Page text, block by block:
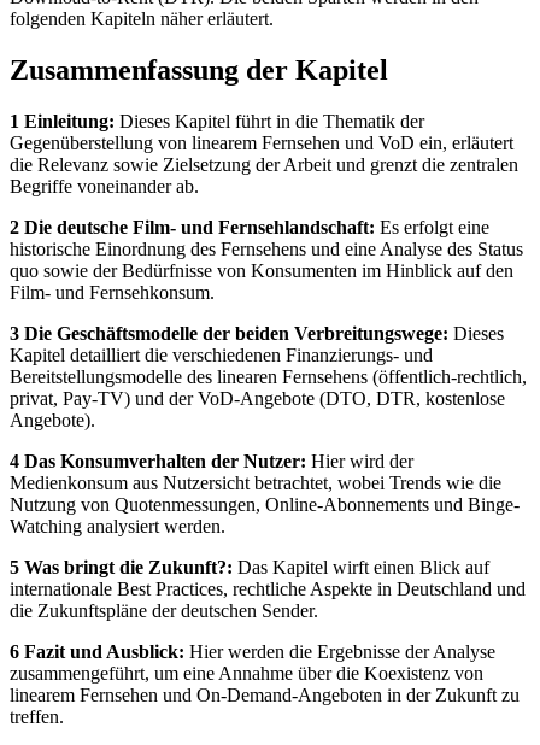
folgenden Kapiteln näher erläutert.
Zusammenfassung der Kapitel
1 Einleitung: Dieses Kapitel führt in die Thematik der
Gegenüberstellung von linearem Fernsehen und VoD ein, erläutert
die Relevanz sowie Zielsetzung der Arbeit und grenzt die zentralen
Begriffe voneinander ab.
2 Die deutsche Film- und Fernsehlandschaft: Es erfolgt eine
historische Einordnung des Fernsehens und eine Analyse des Status
quo sowie der Bedürfnisse von Konsumenten im Hinblick auf den
Film- und Fernsehkonsum.
3 Die Geschäftsmodelle der beiden Verbreitungswege: Dieses
Kapitel detailliert die verschiedenen Finanzierungs- und
Bereitstellungsmodelle des linearen Fernsehens (öffentlich-rechtlich,
privat, Pay-TV) und der VoD-Angebote (DTO, DTR, kostenlose
Angebote).
4 Das Konsumverhalten der Nutzer: Hier wird der
Medienkonsum aus Nutzersicht betrachtet, wobei Trends wie die
Nutzung von Quotenmessungen, Online-Abonnements und Binge-
Watching analysiert werden.
5 Was bringt die Zukunft?: Das Kapitel wirft einen Blick auf
internationale Best Practices, rechtliche Aspekte in Deutschland und
die Zukunftspläne der deutschen Sender.
6 Fazit und Ausblick: Hier werden die Ergebnisse der Analyse
zusammengeführt, um eine Annahme über die Koexistenz von
linearem Fernsehen und On-Demand-Angeboten in der Zukunft zu
treffen.